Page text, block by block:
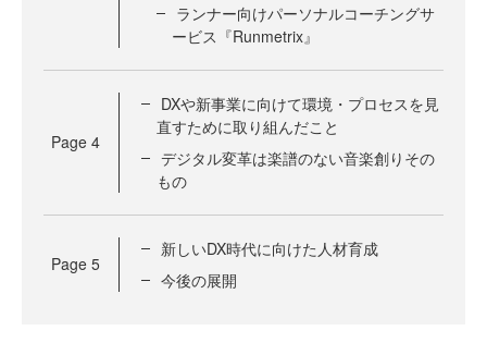
ランナー向けパーソナルコーチングサ
ービス『Runmetrix』
Page 4
DXや新事業に向けて環境・プロセスを見
直すために取り組んだこと
デジタル変革は楽譜のない音楽創りその
もの
Page 5
新しいDX時代に向けた人材育成
今後の展開